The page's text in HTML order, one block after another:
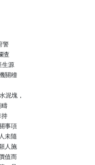
警
查
生源
關稽
泥塊，
疇
持
事項
未隨
人施
值而